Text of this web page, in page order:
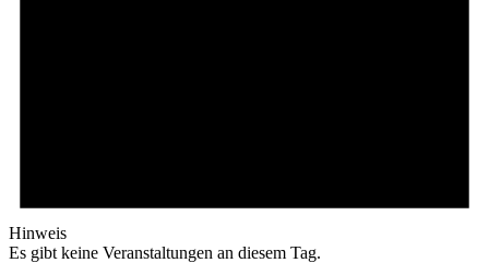
Hinweis
Es gibt keine Veranstaltungen an diesem Tag.